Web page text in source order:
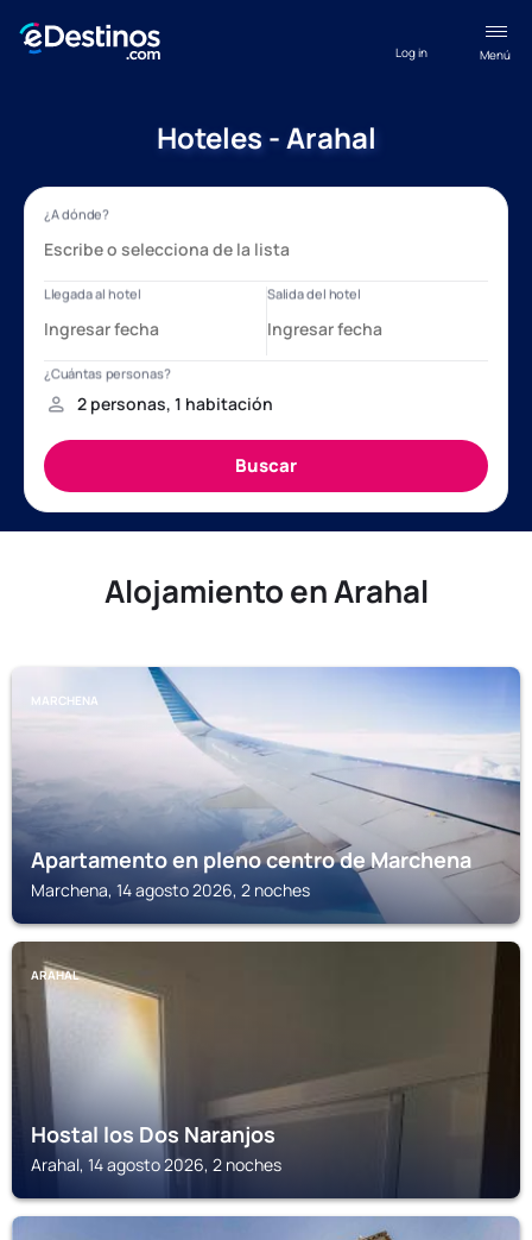
Menú
Log in
Hoteles - Arahal
Alojamiento en Arahal
MARCHENA
Apartamento en pleno centro de Marchena
Marchena, 14 agosto 2026, 2 noches
ARAHAL
Hostal los Dos Naranjos
Arahal, 14 agosto 2026, 2 noches